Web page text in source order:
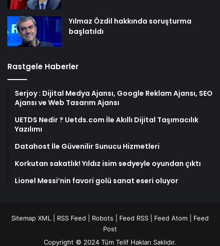
Yılmaz Özdil hakkında soruşturma
başlatıldı
Rastgele Haberler
Serjoy : Dijital Medya Ajansı, Google Reklam Ajansı, SEO
Ajansı ve Web Tasarım Ajansı
UETDS Nedir ? Uetds.com İle Akıllı Dijital Taşımacılık
Yazılımı
Datahost İle Güvenilir Sunucu Hizmetleri
Korkutan sakatlık! Yıldız isim sedyeyle oyundan çıktı
Lionel Messi’nin favori golü sanat eseri oluyor
Sitemap XML RSS Feed Robots Feed RSS Feed Atom
Feed
Post
Copyright © 2024 Tüm Telif Hakları Saklıdır.